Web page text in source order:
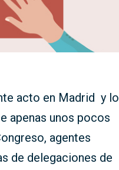
acto en Madrid y lo
apenas unos pocos
agentes
de delegaciones de